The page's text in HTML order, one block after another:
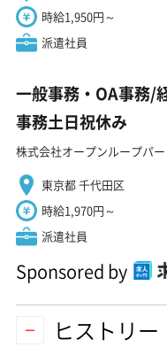
時給1,950円～
派遣社員
一般事務・OA事務/
事務土日祝休み
株式会社オープンループパ
東京都 千代田区
時給1,970円～
派遣社員
Sponsored by
ヒストリー